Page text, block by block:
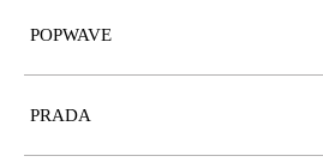
POPWAVE
PRADA